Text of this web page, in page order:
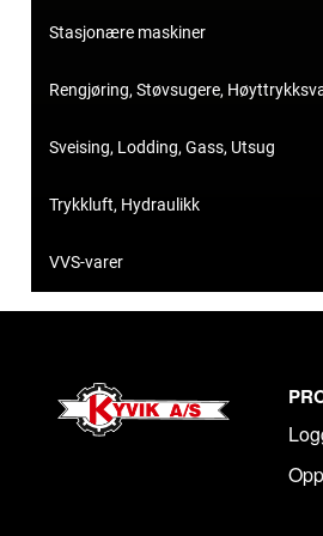
Stasjonære maskiner
Rengjøring, Støvsugere,
Sveising, Lodding, Gass, Utsug
Trykkluft, Hydraulikk
VVS-varer